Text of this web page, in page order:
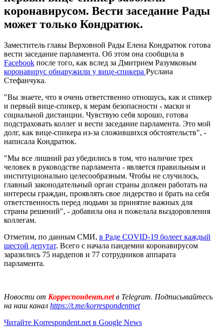
коронавирусом. Вести заседание Рады
может только Кондратюк.
Заместитель главы Верховной Рады Елена Кондратюк готова
вести заседание парламента. Об этом она сообщила в
Facebook после того, как вслед за Дмитрием Разумковым
коронавирус обнаружили у вице-спикера Руслана
Стефанчука.
"Вы знаете, что я очень ответственно отношусь, как и спикер
и первый вице-спикер, к мерам безопасности - маски и
социальной дистанции. Чувствую себя хорошо, готова
подстраховать коллег и вести заседание парламента. Это мой
долг, как вице-спикера из-за сложившихся обстоятельств", -
написала Кондратюк.
"Мы все лишний раз убедились в том, что наличие трех
человек в руководстве парламента - является правильным и
институционально целесообразным. Чтобы не случилось,
главный законодательный орган страны должен работать на
интересы граждан, проявлять свое лидерство и брать на себя
ответственность перед людьми за принятие важных для
страны решений", - добавила она и пожелала выздоровления
коллегам.
Отметим, по данным СМИ, в Раде COVID-19 болеет каждый
шестой депутат. Всего с начала пандемии коронавирусом
заразились 75 нардепов и 77 сотрудников аппарата
парламента.
Новости от Корреспондент.netв Telegram. Подписывайтесь
на наш канал https://t.me/korrespondentnet
Читайте Korrespondent.net в Google News